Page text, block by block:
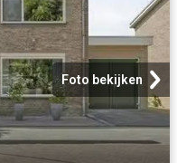
Foto bekijken